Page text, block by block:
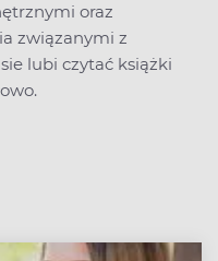
oraz
związanymi z
lubi czytać książki